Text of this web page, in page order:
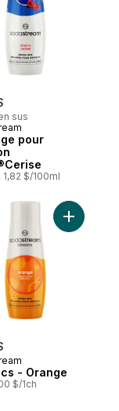
sus
pour
$/100ml
Diète au
- Orange
$/1ch
Ajouter